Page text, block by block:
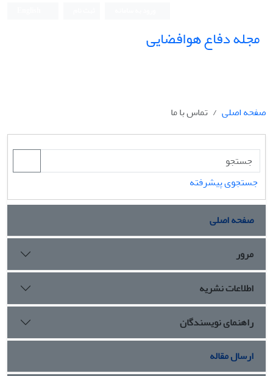
مجله دفاع هوافضایی
صفحه اصلی تماس با ما
جستجوی پیشرفته
صفحه اصلی
مرور
اطلاعات نشریه
راهنمای نویسندگان
ارسال مقاله